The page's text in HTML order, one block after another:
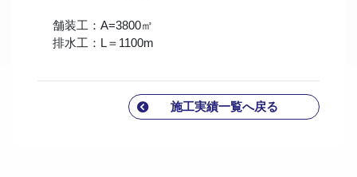
舗装工：A=3800㎡
排水工：L＝1100m
施工実績一覧へ戻る